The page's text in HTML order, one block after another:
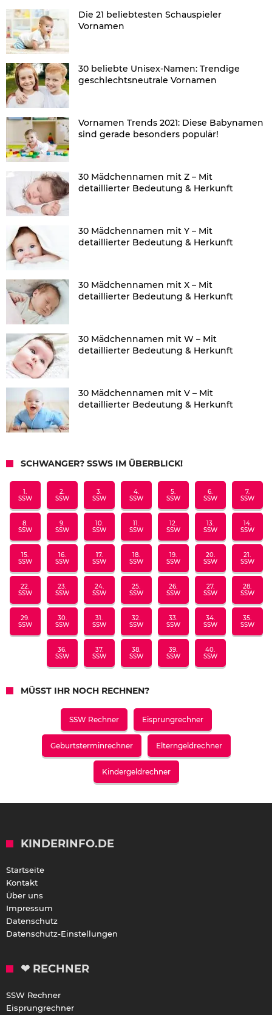
Die 21 beliebtesten Schauspieler
Vornamen
30 beliebte Unisex-Namen: Trendige
geschlechtsneutrale Vornamen
Vornamen Trends 2021: Diese Babynamen
sind gerade besonders populär!
30 Mädchennamen mit Z – Mit
detaillierter Bedeutung & Herkunft
30 Mädchennamen mit Y – Mit
detaillierter Bedeutung & Herkunft
30 Mädchennamen mit X – Mit
detaillierter Bedeutung & Herkunft
30 Mädchennamen mit W – Mit
detaillierter Bedeutung & Herkunft
30 Mädchennamen mit V – Mit
detaillierter Bedeutung & Herkunft
SCHWANGER? SSWS IM ÜBERBLICK!
1.
SSW
2.
SSW
3.
SSW
4.
SSW
5.
SSW
6.
SSW
7.
SSW
8.
SSW
9.
SSW
10.
SSW
11.
SSW
12.
SSW
13.
SSW
14.
SSW
15.
SSW
16.
SSW
17.
SSW
18.
SSW
19.
SSW
20.
SSW
21.
SSW
22.
SSW
23.
SSW
24.
SSW
25.
SSW
26.
SSW
27.
SSW
28.
SSW
29.
SSW
30.
SSW
31.
SSW
32.
SSW
33.
SSW
34.
SSW
35.
SSW
36.
SSW
37.
SSW
38.
SSW
39.
SSW
40.
SSW
MÜSST IHR NOCH RECHNEN?
SSW Rechner Eisprungrechner
Geburtsterminrechner Elterngeldrechner
Kindergeldrechner
KINDERINFO.DE
Startseite
Kontakt
Über uns
Impressum
Datenschutz
Datenschutz-Einstellungen
❤ RECHNER
SSW Rechner
Eisprungrechner